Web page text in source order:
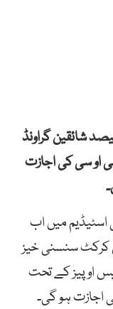
:سپر کرکٹ میلے میں آج سے100 فیصد شائقین گراونڈ
او سی کی اجازت
میں اب
کرکٹ سنسنی خیز
او پیز کے تحت
اجازت ہو گی۔